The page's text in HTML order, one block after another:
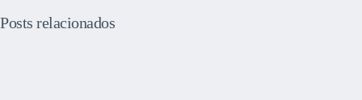
Posts relacionados